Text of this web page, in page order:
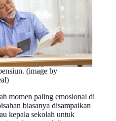
(image by
momen paling emosional di
biasanya disampaikan
kepala sekolah untuk